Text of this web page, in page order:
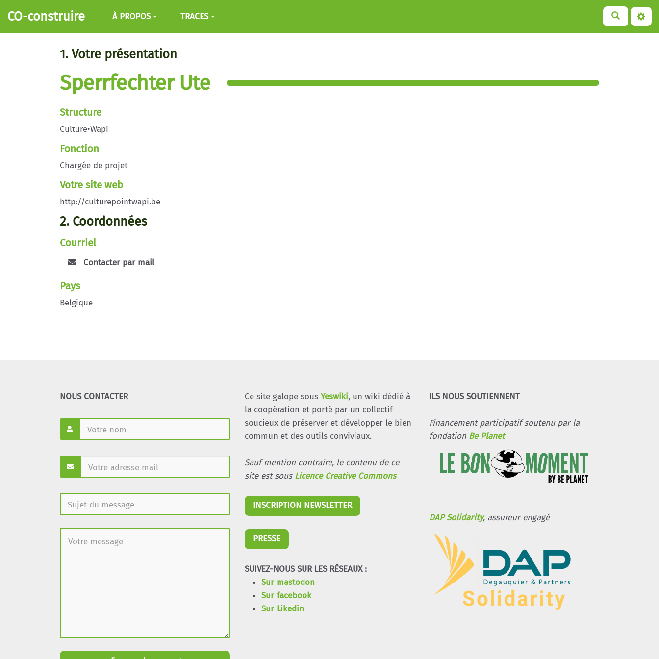
Aller au contenu principal
CO-construire À PROPOS TRACES
1. Votre présentation
Sperrfechter Ute
Structure
Culture•Wapi
Fonction
Chargée de projet
Votre site web
http://culturepointwapi.be
2. Coordonnées
Courriel
Contacter par mail
Pays
Belgique
NOUS CONTACTER Ce site galope sous Yeswiki, un wiki dédié à
la coopération et porté par un collectif
soucieux de préserver et développer le bien
commun et des outils conviviaux.
Sauf mention contraire, le contenu de ce
site est sous Licence Creative Commons
INSCRIPTION NEWSLETTER
PRESSE
SUIVEZ-NOUS SUR LES RÉSEAUX :
Sur mastodon
Sur facebook
Sur Likedin
ILS NOUS SOUTIENNENT
Financement participatif soutenu par la
fondation Be Planet
DAP Solidarity, assureur engagé